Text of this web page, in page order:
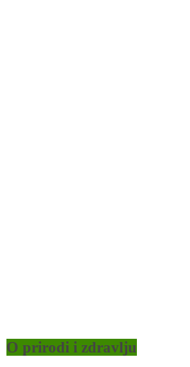
O prirodi i zdravlju